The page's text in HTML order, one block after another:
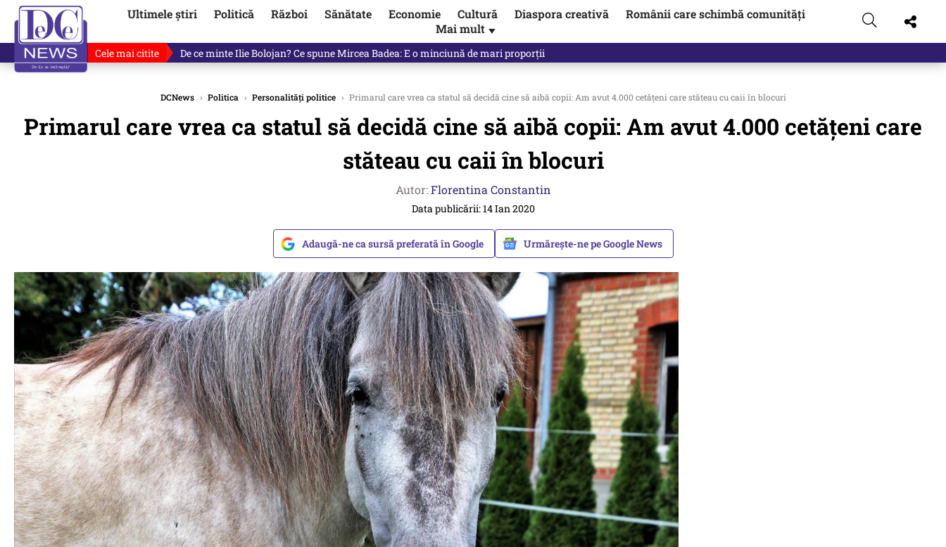
Ultimele știri Politică Război Sănătate Economie Cultură Diaspora creativă
Românii care schimbă comunități
Mai mult ▼
Cele mai citite De ce minte Ilie Bolojan? Ce spune Mircea Badea: E o minciună de mari proporții
DCNews › Politica › Personalități politice › Primarul care vrea ca statul să decidă cine să aibă copii: Am avut 4.000 cetățeni care stăteau cu caii în blocuri
Primarul care vrea ca statul să decidă cine să aibă copii: Am avut 4.000 cetățeni care
stăteau cu caii în blocuri
Autor:Florentina Constantin
Data publicării: 14 Ian 2020
Adaugă-ne ca sursă preferată în Google Urmărește-ne pe Google News